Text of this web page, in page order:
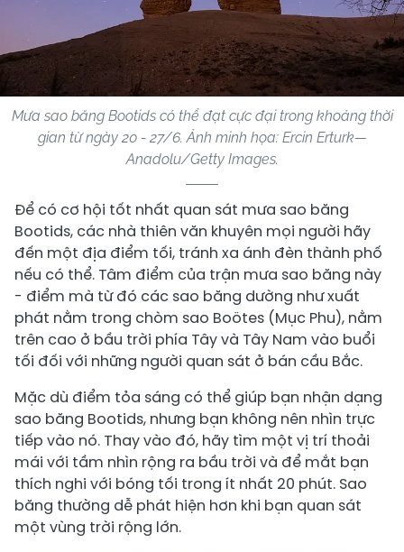
Mưa sao băng Bootids có thể đạt cực đại trong khoảng thời
gian từ ngày 20 - 27/6. Ảnh minh họa: Ercin Erturk—
Anadolu/Getty Images.
Để có cơ hội tốt nhất quan sát mưa sao băng
Bootids, các nhà thiên văn khuyên mọi người hãy
đến một địa điểm tối, tránh xa ánh đèn thành phố
nếu có thể. Tâm điểm của trận mưa sao băng này
- điểm mà từ đó các sao băng dường như xuất
phát nằm trong chòm sao Boötes (Mục Phu), nằm
trên cao ở bầu trời phía Tây và Tây Nam vào buổi
tối đối với những người quan sát ở bán cầu Bắc.
Mặc dù điểm tỏa sáng có thể giúp bạn nhận dạng
sao băng Bootids, nhưng bạn không nên nhìn trực
tiếp vào nó. Thay vào đó, hãy tìm một vị trí thoải
mái với tầm nhìn rộng ra bầu trời và để mắt bạn
thích nghi với bóng tối trong ít nhất 20 phút. Sao
băng thường dễ phát hiện hơn khi bạn quan sát
một vùng trời rộng lớn.